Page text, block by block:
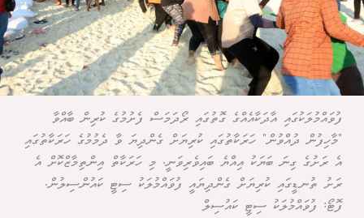
ފުވައްމުލަކުގައި އާދަކާއެއްގެ ގޮތުގައި ރޯދަމަސް ފެށުމުގެ ކުރިން ބާއްވާ
"މާހިފުން ދުއްވުން" ހަރަކާތުގައި ކުރިޔަށް ގެންދިޔަ ވާ ދެމުމުގެ ހަރަކާތުގައި
އެ ރަށުގެ ގިނަ ބަޔަކު އިއްޔެ ބައިވެރިވަނީ. މި ހަރަކާތް އިންތިމާޒްކޮށް އެ
ރަށު ތުނޑީގައި ކުރިޔަށް ގެންދިޔައީ ފުވައްމުލަކު ސިޓީ ކައުންސިލުން.
ފޮޓޯ: ފުވައްމުލަކު ސިޓީ ކައުސިލް